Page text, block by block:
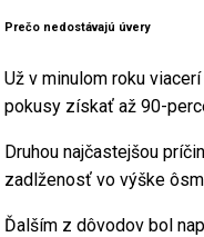
Prečo nedostávajú úvery
Už v minulom roku
pokusy získať až 90-
Druhou najčastejšou
zadlženosť vo výške
Ďalším z dôvodov bol